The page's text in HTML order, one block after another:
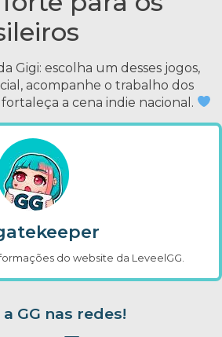
Gigi: escolha um desses jogos,
acompanhe o trabalho dos
a cena indie nacional.
do website da LeveelGG.
a GG nas redes!